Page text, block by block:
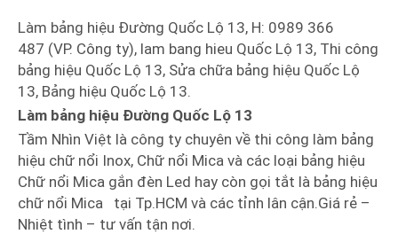
Làm bảng hiệu Đường Quốc Lộ 13, H: 0989 366
487 (VP. Công ty), lam bang hieu Quốc Lộ 13, Thi công
bảng hiệu Quốc Lộ 13, Sửa chữa bảng hiệu Quốc Lộ
13, Bảng hiệu Quốc Lộ 13.
Làm bảng hiệu Đường Quốc Lộ 13
Tầm Nhìn Việt là công ty chuyên về thi công làm bảng
hiệu chữ nổi Inox, Chữ nổi Mica và các loại bảng hiệu
Chữ nổi Mica gắn đèn Led hay còn gọi tắt là bảng hiệu
chữ nổi Mica tại Tp.HCM và các tỉnh lân cận.Giá rẻ –
Nhiệt tình – tư vấn tận nơi.